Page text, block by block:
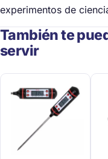
experimentos de
También te
servir